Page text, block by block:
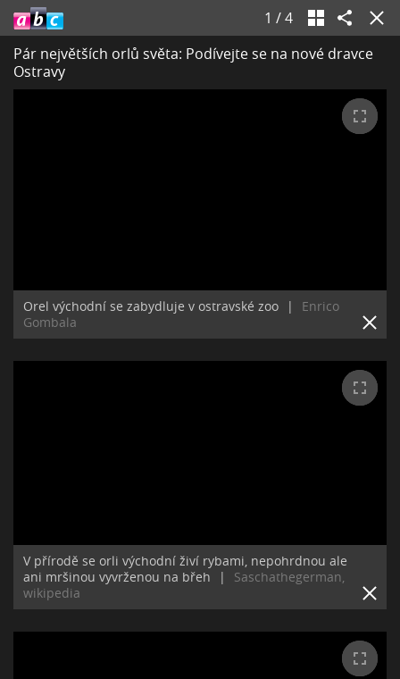
1 /4
Pár největších orlů světa: Podívejte se na nové dravce
Ostravy
Orel východní se zabydluje v ostravské zoo |
Enrico
Gombala
V přírodě se orli východní živí rybami, nepohrdnou ale
ani mršinou vyvrženou na břeh
|
Saschathegerman,
wikipedia